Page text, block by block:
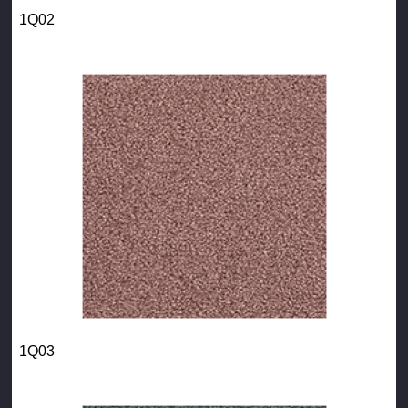
1Q02
1Q03